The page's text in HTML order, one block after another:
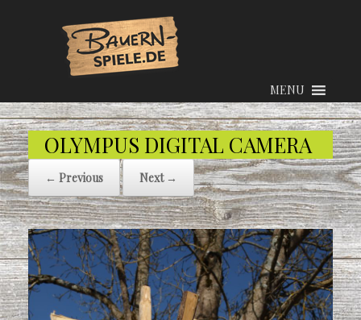
MENU
OLYMPUS DIGITAL CAMERA
← Previous Next →